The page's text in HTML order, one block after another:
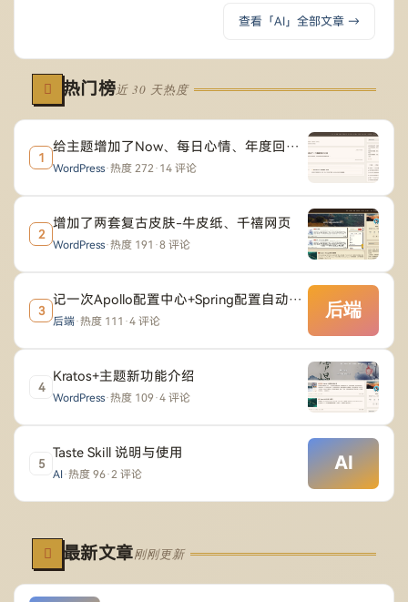
查看「AI」全部文章 →
热门榜近 30 天热度
1
给主题增加了Now、每日心情、年度回顾、岁月同一天、随机漫步等功能
WordPress·热度 272 · 14 评论
2
增加了两套复古皮肤-牛皮纸、千禧网页
WordPress·热度 191 ·8 评论
3
记一次Apollo配置中心+Spring配置自动刷新导致的内存泄露问题
后端·热度 111 ·4 评论
4
Kratos+主题新功能介绍
WordPress·热度 109 ·4 评论
5
Taste Skill 说明与使用
AI ·热度 96· 2 评论
最新文章刚刚更新